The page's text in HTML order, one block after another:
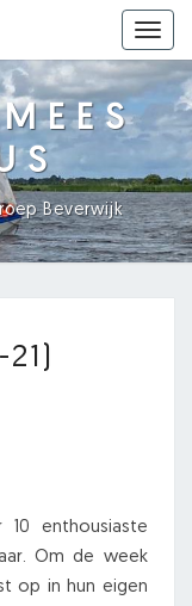
Beverwijk
enthousiaste
Om de week
op in hun eigen